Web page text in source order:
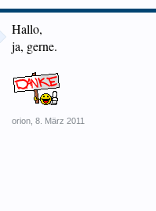
Hallo,
ja, gerne.
orion 8. März 2011